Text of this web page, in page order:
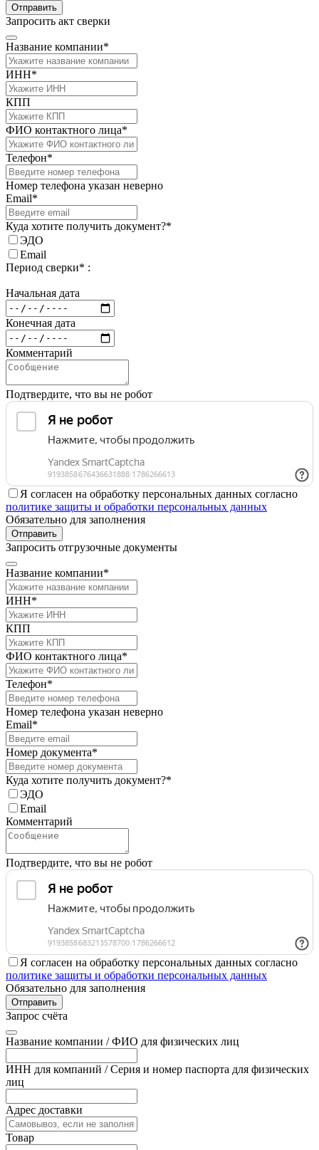
Отправить
Запросить акт сверки
Название компании*
ИНН*
КПП
ФИО контактного лица*
Телефон*
Номер телефона указан неверно
Email*
Куда хотите получить документ?*
ЭДО
Email
Период сверки* :
Начальная дата
Конечная дата
Комментарий
Подтвердите, что вы не робот
Я согласен на обработку персональных данных согласно
политике защиты и обработки персональных данных
Обязательно для заполнения
Отправить
Запросить отгрузочные документы
Название компании*
ИНН*
КПП
ФИО контактного лица*
Телефон*
Номер телефона указан неверно
Email*
Номер документа*
Куда хотите получить документ?*
ЭДО
Email
Комментарий
Подтвердите, что вы не робот
Я согласен на обработку персональных данных согласно
политике защиты и обработки персональных данных
Обязательно для заполнения
Отправить
Запрос счёта
Название компании / ФИО для физических лиц
ИНН для компаний / Серия и номер паспорта для физических
лиц
Адрес доставки
Товар